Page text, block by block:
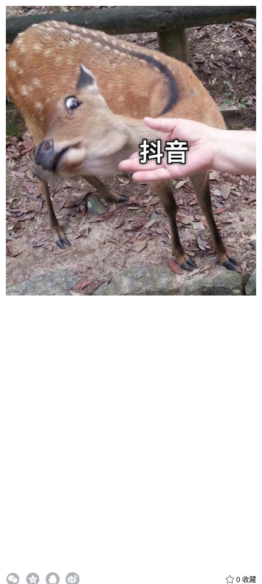
0 收藏
给admin打赏
2 元 5 元 10 元
20 元 50 元 自定义
付费内容
¥
您没有权限发布内容，请购买会员或者提升权限。
6位以上
6位以上